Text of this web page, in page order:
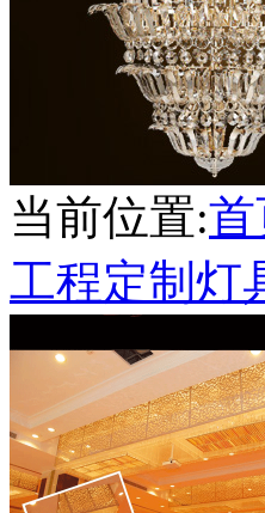
当前位置:
工程定制灯